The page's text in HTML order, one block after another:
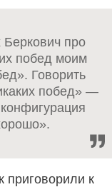
про
побед моим
Говорить
побед» —
приговорили к